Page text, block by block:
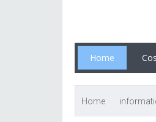
Home
Home